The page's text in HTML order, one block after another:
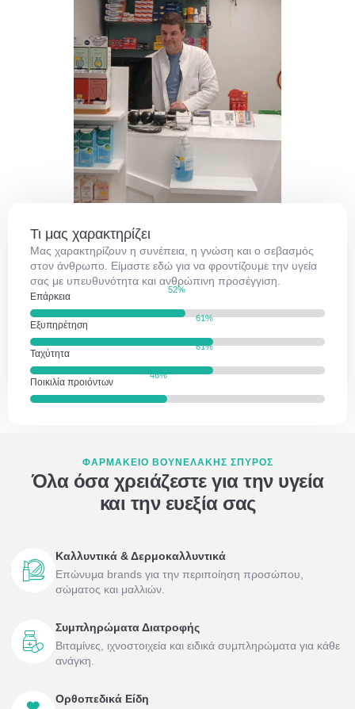
Τι μας χαρακτηρίζει
Μας χαρακτηρίζουν η συνέπεια, η γνώση και ο σεβασμός
στον άνθρωπο. Είμαστε εδώ για να φροντίζουμε την υγεία
σας με υπευθυνότητα και ανθρώπινη προσέγγιση.
Επάρκεια
Εξυπηρέτηση
86%
Ταχύτητα
86%
Ποικιλία προιόντων
65%
ΦΑΡΜΑΚΕΙΟ ΒΟΥΝΕΛΑΚΗΣ ΣΠΥΡΟΣ
Όλα όσα χρειάζεστε για την υγεία
και την ευεξία σας
Καλλυντικά & Δερμοκαλλυντικά
Επώνυμα brands για την περιποίηση προσώπου,
σώματος και μαλλιών.
Συμπληρώματα Διατροφής
Βιταμίνες, ιχνοστοιχεία και ειδικά συμπληρώματα για κάθε
ανάγκη.
Ορθοπεδικά Είδη